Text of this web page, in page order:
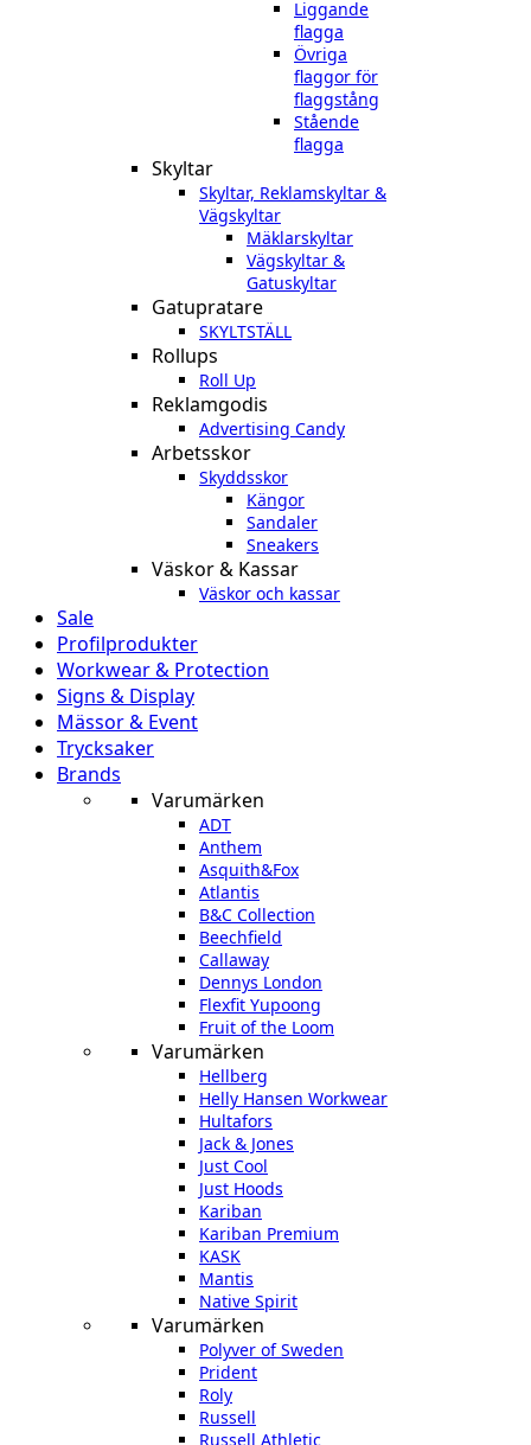
Liggande
flagga
Övriga
flaggor för
flaggstång
Stående
flagga
Skyltar
Skyltar, Reklamskyltar &
Vägskyltar
Mäklarskyltar
Vägskyltar &
Gatuskyltar
Gatupratare
SKYLTSTÄLL
Rollups
Roll Up
Reklamgodis
Advertising Candy
Arbetsskor
Skyddsskor
Kängor
Sandaler
Sneakers
Väskor & Kassar
Väskor och kassar
Sale
Profilprodukter
Workwear & Protection
Signs & Display
Mässor & Event
Trycksaker
Brands
Varumärken
ADT
Anthem
Asquith&Fox
Atlantis
B&C Collection
Beechfield
Callaway
Dennys London
Flexfit Yupoong
Fruit of the Loom
Varumärken
Hellberg
Helly Hansen Workwear
Hultafors
Jack & Jones
Just Cool
Just Hoods
Kariban
Kariban Premium
KASK
Mantis
Native Spirit
Varumärken
Polyver of Sweden
Prident
Roly
Russell
Russell Athletic